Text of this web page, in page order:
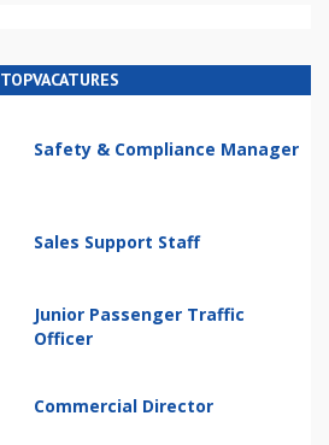
TOPVACATURES
Safety & Compliance Manager
Sales Support Staff
Junior Passenger Traffic
Officer
Commercial Director